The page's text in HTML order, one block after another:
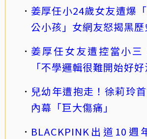
姜厚任小24歲女友遭爆
公小孩」女網友怒揭黑歷
姜厚任女友遭控當小三
「不學邏輯很難開始好好
兒幼年遭抱走！徐莉玲
內幕「巨大傷痛」
BLACKPINK出道10週